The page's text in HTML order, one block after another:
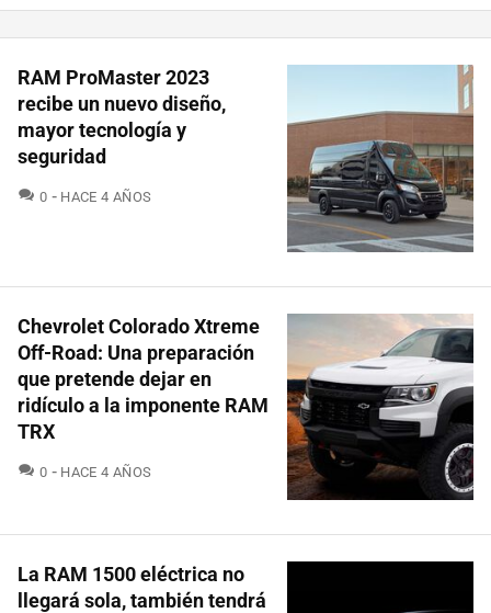
RAM ProMaster 2023
recibe un nuevo diseño,
mayor tecnología y
seguridad
0 COMENTARIOS
HACE 4 AÑOS
Chevrolet Colorado Xtreme
Off-Road: Una preparación
que pretende dejar en
ridículo a la imponente RAM
TRX
0 COMENTARIOS
HACE 4 AÑOS
La RAM 1500 eléctrica no
llegará sola, también tendrá